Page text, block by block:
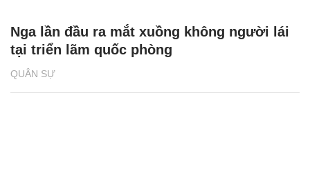
QUÂN SỰ
Nga lần đầu ra mắt xuồng không người lái
tại triển lãm quốc phòng